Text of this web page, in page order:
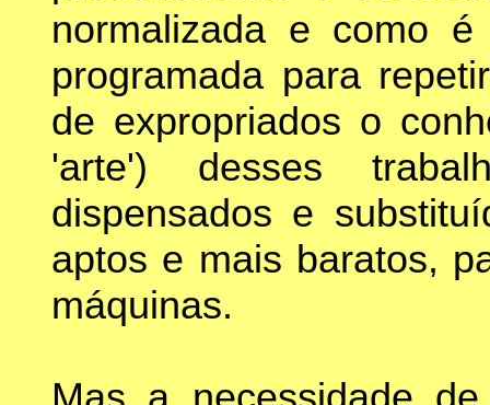
normalizada e como
programada para
de expropriados o
'arte') desses
dispensados e
aptos e mais baratos,
máquinas.